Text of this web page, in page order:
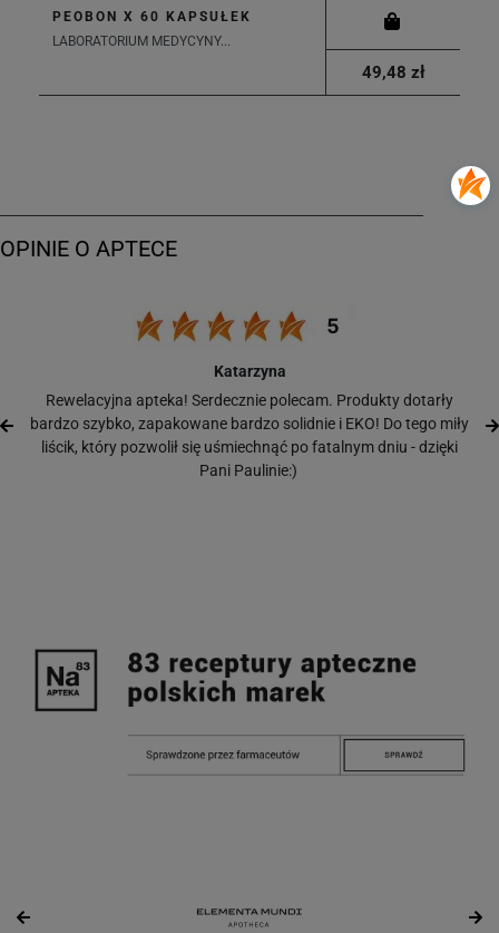
PEOBON X 60 KAPSUŁEK
LABORATORIUM MEDYCYNY...
49,48 zł
Katarzyna
Rewelacyjna apteka! Serdecznie polecam. Produkty dotarły
bardzo szybko, zapakowane bardzo solidnie i EKO! Do tego miły
liścik, który pozwolił się uśmiechnąć po fatalnym dniu - dzięki
Pani Paulinie:)